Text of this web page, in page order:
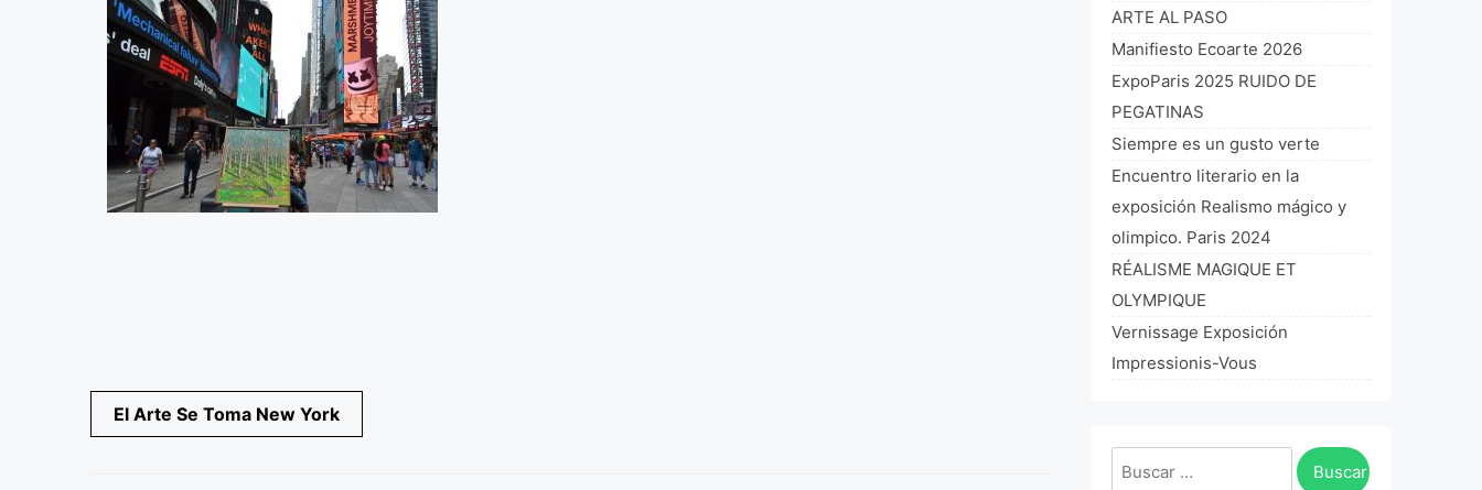
Navegación
de
El Arte Se Toma New York
ARTE AL PASO
Manifiesto Ecoarte 2026
ExpoParis 2025 RUIDO DE
PEGATINAS
Siempre es un gusto verte
Encuentro literario en la
exposición Realismo mágico y
olimpico. Paris 2024
RÉALISME MAGIQUE ET
OLYMPIQUE
Vernissage Exposición
Impressionis-Vous
Buscar: